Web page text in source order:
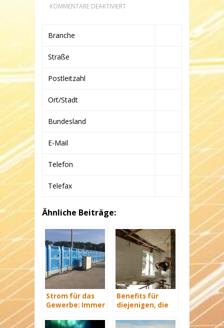
KOMMENTARE DEAKTIVIERTFÜR
Branche
Straße
Postleitzahl
Ort/Stadt
Bundesland
E-Mail
Telefon
Telefax
Ähnliche Beiträge:
Strom für das
Gewerbe: Immer
versorgt
Benefits für
diejenigen, die
sanieren